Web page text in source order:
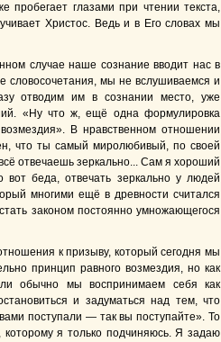
пробегает глазами при чтении текста,
Христос. Ведь и в Его словах мы
случае наше сознание вводит нас в
словосочетания, мы не вслушиваемся и
отводим им в сознании место, уже
«Ну что ж, ещё одна формулировка
В нравственном отношении
что ты самый миролюбивый, по своей
отвечаешь зеркально... Сам я хороший
вот беда, отвечать зеркально у людей
многими ещё в древности считался
законом постоянно умножающегося
к призыву, который сегодня мы
принцип равного возмездия, но как
обычно мы воспринимаем себя как
и задуматься над тем, что
поступали — так вы поступайте». То
я только подчиняюсь. Я задаю